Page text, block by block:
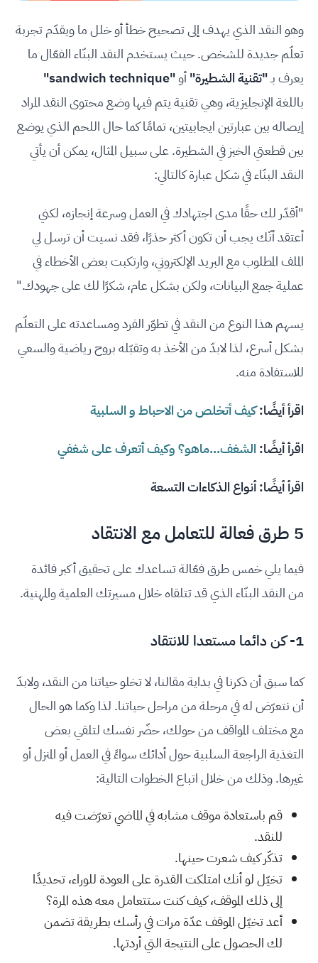
وهو النقد الذي يهدف إلى تصحيح خطأ أو خلل ما ويقدّم تجربة
تعلّم جديدة للشخص. حيث يستخدم النقد البنّاء الفعّال ما
يعرف بـ"تقنية الشطيرة"أو"sandwich technique"
باللغة الإنجليزية، وهي تقنية يتم فيها وضع محتوى النقد المراد
إيصاله بين عبارتين ايجابيتين، تمامًا كما حال اللحم الذي يوضع
بين قطعتي الخبز في الشطيرة. على سبيل المثال، يمكن أن يأتي
النقد البنّاء في شكل عبارة كالتالي:
"أقدّر لك حقًا مدى اجتهادك في العمل وسرعة إنجازه، لكني
أعتقد أنّك يجب أن تكون أكثر حذرًا، فقد نسيت أن ترسل لي
الملف المطلوب مع البريد الإلكتروني، وارتكبت بعض الأخطاء في
عملية جمع البيانات، ولكن بشكل عام، شكرًا لك على جهودك."
يسهم هذا النوع من النقد في تطوّر الفرد ومساعدته على التعلّم
بشكل أسرع، لذا لابدّ من الأخذ به وتقبّله بروح رياضية والسعي
للاستفادة منه.
اقرأ أيضًا:كيف أتخلص من الاحباط و السلبية
اقرأ أيضًا: الشغف...ماهو؟ وكيف أتعرف على شغفي
اقرأ أيضًا:أنواع الذكاءات التسعة
5 طرق فعالة للتعامل مع الانتقاد
فيما يلي خمس طرق فعّالة تساعدك على تحقيق أكبر فائدة
من النقد البنّاء الذي قد تتلقاه خلال مسيرتك العلمية والمهنية.
1- كن دائما مستعدا للانتقاد
كما سبق أن ذكرنا في بداية مقالنا، لا تخلو حياتنا من النقد، ولابدّ
أن نتعرّض له في مرحلة من مراحل حياتنا. لذا وكما هو الحال
مع مختلف المواقف من حولك، حضّر نفسك لتلقي بعض
التغذية الراجعة السلبية حول أدائك سواءً في العمل أو المنزل أو
غيرها. وذلك من خلال اتباع الخطوات التالية:
قم باستعادة موقف مشابه في الماضي تعرّضت فيه
للنقد.
تذكّر كيف شعرت حينها.
تخيّل لو أنك امتلكت القدرة على العودة للوراء، تحديدًا
إلى ذلك الموقف، كيف كنت ستتعامل معه هذه المرة؟
أعد تخيّل الموقف عدّة مرات في رأسك بطريقة تضمن
لك الحصول على النتيجة التي أردتها.